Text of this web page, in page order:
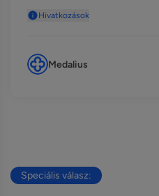
Hivatkozások
Medalius
Speciális válasz: